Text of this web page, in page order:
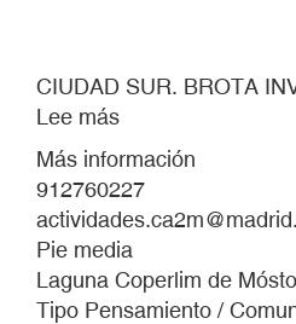
CIUDAD SUR. BROTA
Lee más
CIUDAD
SUR.
BROTA
Más información
912760227
Pie media
Laguna Coperlim de
Tipo Pensamiento /